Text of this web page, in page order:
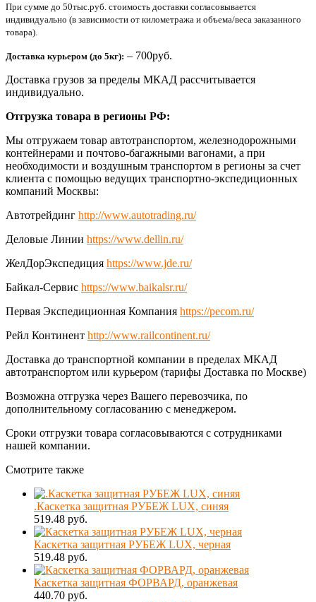
При сумме до 50тыс.руб. стоимость доставки согласовывается
индивидуально (в зависимости от километража и объема/веса заказанного
товара).
Доставка курьером (до 5кг): – 700руб.
Доставка грузов за пределы МКАД рассчитывается
индивидуально.
Отгрузка товара в регионы РФ:
Мы отгружаем товар автотранспортом, железнодорожными
контейнерами и почтово-багажными вагонами, а при
необходимости и воздушным транспортом в регионы за счет
клиента с помощью ведущих транспортно-экспедиционных
компаний Москвы:
Автотрейдинг http://www.autotrading.ru/
Деловые Линии https://www.dellin.ru/
ЖелДорЭкспедиция https://www.jde.ru/
Байкал-Сервис https://www.baikalsr.ru/
Первая Экспедиционная Компания https://pecom.ru/
Рейл Континент http://www.railcontinent.ru/
Доставка до транспортной компании в пределах МКАД
автотранспортом или курьером (тарифы Доставка по Москве)
Возможна отгрузка через Вашего перевозчика, по
дополнительному согласованию с менеджером.
Сроки отгрузки товара согласовываются с сотрудниками
нашей компании.
Смотрите также
.Каскетка защитная РУБЕЖ LUX, синяя
519.48 руб.
Каскетка защитная РУБЕЖ LUX, черная
519.48 руб.
Каскетка защитная ФОРВАРД, оранжевая
440.70 руб.